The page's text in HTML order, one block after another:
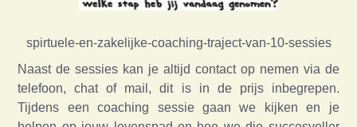
spirtuele-en-zakelijke-coaching-traject-van-10-sessies
Naast de sessies kan je altijd contact op nemen via de
telefoon, chat of mail, dit is in de prijs inbegrepen.
Tijdens een coaching sessie gaan we kijken en je